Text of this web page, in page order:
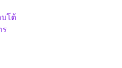
บโต้
ร